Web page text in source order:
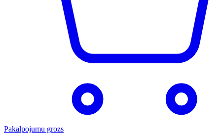
Pakalpojumu grozs